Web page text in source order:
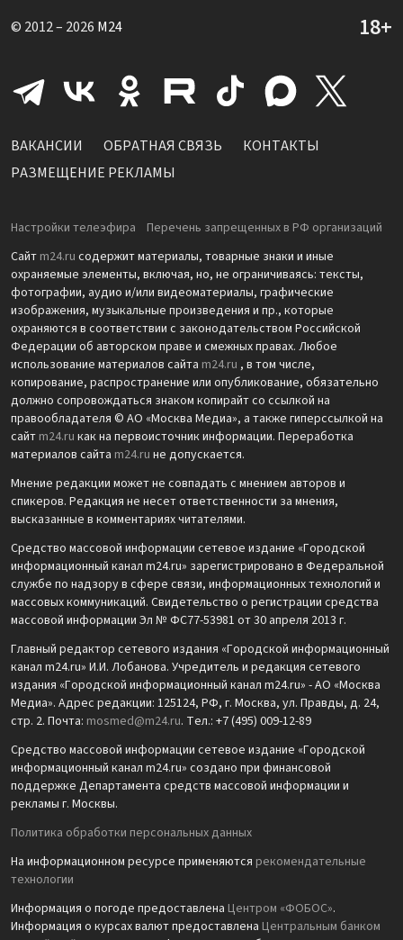
© 2012 – 2026 M24
ВАКАНСИИ ОБРАТНАЯ СВЯЗЬ
КОНТАКТЫ
РАЗМЕЩЕНИЕ РЕКЛАМЫ
Настройки телеэфира
Перечень запрещенных в РФ организаций
Сайт m24.ru содержит материалы, товарные знаки и иные
охраняемые элементы, включая, но, не ограничиваясь: тексты,
фотографии, аудио и/или видеоматериалы, графические
изображения, музыкальные произведения и пр., которые
охраняются в соответствии с законодательством Российской
Федерации об авторском праве и смежных правах. Любое
использование материалов сайта m24.ru , в том числе,
копирование, распространение или опубликование, обязательно
должно сопровождаться знаком копирайт со ссылкой на
правообладателя © АО «Москва Медиа», а также гиперссылкой на
сайт m24.ru как на первоисточник информации. Переработка
материалов сайта m24.ru не допускается.
Мнение редакции может не совпадать с мнением авторов и
спикеров. Редакция не несет ответственности за мнения,
высказанные в комментариях читателями.
Средство массовой информации сетевое издание «Городской
информационный канал m24.ru» зарегистрировано в Федеральной
службе по надзору в сфере связи, информационных технологий и
массовых коммуникаций. Свидетельство о регистрации средства
массовой информации Эл № ФС77-53981 от 30 апреля 2013 г.
Главный редактор сетевого издания «Городской информационный
канал m24.ru» И.И. Лобанова. Учредитель и редакция сетевого
издания «Городской информационный канал m24.ru» - АО «Москва
Медиа». Адрес редакции: 125124, РФ, г. Москва, ул. Правды, д. 24,
стр. 2. Почта: mosmed@m24.ru. Тел.: +7 (495) 009-12-89
Средство массовой информации сетевое издание «Городской
информационный канал m24.ru» создано при финансовой
поддержке Департамента средств массовой информации и
рекламы г. Москвы.
Политика обработки персональных данных
На информационном ресурсе применяются рекомендательные
технологии
Информация о погоде предоставлена Центром «ФОБОС».
Информация о курсах валют предоставлена Центральным банком